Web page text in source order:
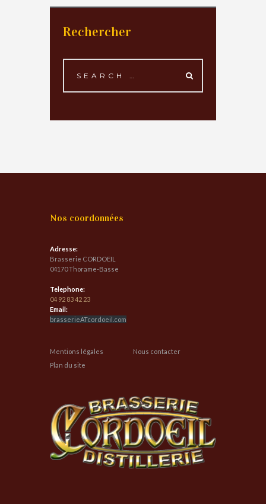
Rechercher
Nos coordonnées
Adresse:
Brasserie CORDOEIL
04170 Thorame-Basse
Telephone:
04 92 83 42 23
Email:
brasserieATcordoeil.com
Mentions légales
Nous contacter
Plan du site